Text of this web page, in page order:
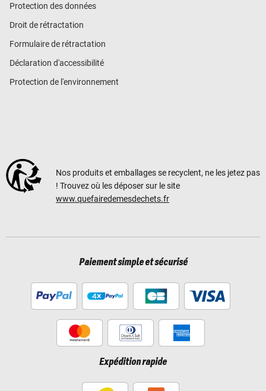
Protection des données
Droit de rétractation
Formulaire de rétractation
Déclaration d'accessibilité
Protection de l'environnement
Nos produits et emballages se recyclent, ne les jetez pas
! Trouvez où les déposer sur le site
www.quefairedemesdechets.fr
Paiement simple et sécurisé
Expédition rapide